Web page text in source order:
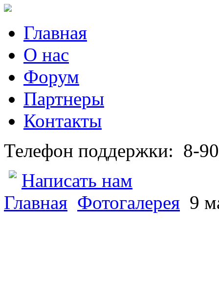
Главная
О нас
Форум
Партнеры
Контакты
Телефон поддержки: 8-
Написать нам
Главная Фотогалерея 9